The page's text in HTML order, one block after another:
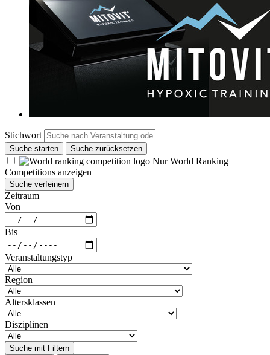
Stichwort
Suche starten Suche zurücksetzen
Nur World Ranking
Competitions anzeigen
Suche verfeinern
Zeitraum
Von
Bis
Veranstaltungstyp
Region
Altersklassen
Disziplinen
Suche mit Filtern